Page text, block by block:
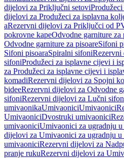
dijelovi za Priključni setovi
dijelovi za Produžeci za isplavna
aRezervni dijelovi za Priključci od
pokrovne kapeOdvodne garniture za
Odvodne garniture za pisoareSifoni
Sifoni pisoaraSpiralni sifoniRezervni
sifoniProdužeci za isplavne cijevi i
za Produžeci za isplavne cijevi i
komadiRezervni dijelovi za Spojni
bideeRezervni dijelovi za Odvodne
sifoniRezervni dijelovi za Lučni
umivaonikaUmivaoniciUmivaonici
UmivaoniciDvostruki umivaonici
umivaoniciUmivaonici za ugradnju u
dijelovi za Umivaonici za ugradnju u
umivaoniciRezervni dijelovi za
pranje rukuRezervni dijelovi za